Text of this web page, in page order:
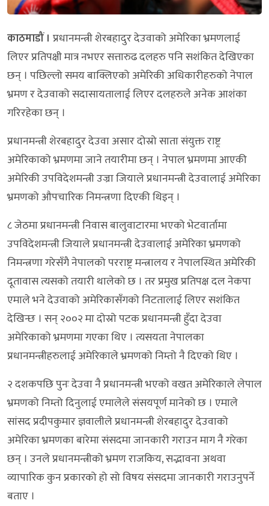
काठमाडौं । प्रधानमन्त्री शेरबहादुर देउवाको अमेरिका भ्रमणलाई
लिएर प्रतिपक्षी मात्र नभएर सत्तारुढ दलहरु पनि सशंकित देखिएका
छन् । पछिल्लो समय बाक्लिएको अमेरिकी अधिकारीहरुको नेपाल
भ्रमण र देउवाको सदासायतालाई लिएर दलहरुले अनेक आशंका
गरिरहेका छन् ।
प्रधानमन्त्री शेरबहादुर देउवा असार दोस्रो साता संयुक्त राष्ट्र
अमेरिकाको भ्रमणमा जाने तयारीमा छन् । नेपाल भ्रमणमा आएकी
अमेरिकी उपविदेशमन्त्री उज्रा जियाले प्रधानमन्त्री देउवालाई अमेरिका
भ्रमणको औपचारिक निमन्त्रणा दिएकी थिइन् ।
८ जेठमा प्रधानमन्त्री निवास बालुवाटारमा भएको भेटवार्तामा
उपविदेशमन्त्री जियाले प्रधानमन्त्री देउवालाई अमेरिका भ्रमणको
निमन्त्रणा गरेसँगै नेपालको परराष्ट्र मन्त्रालय र नेपालस्थित अमेरिकी
दूतावास त्यसको तयारी थालेको छ । तर प्रमुख प्रतिपक्ष दल नेकपा
एमाले भने देउवाको अमेरिकासँगको निटतालाई लिएर सशंकित
देखिन्छ । सन् २००२ मा दोस्रो पटक प्रधानमन्त्री हुँदा देउवा
अमेरिकाको भ्रमणमा गएका थिए । त्यसयता नेपालका
प्रधानमन्त्रीहरुलाई अमेरिकाले भ्रमणको निम्तो नै दिएको थिए ।
२ दशकपछि पुनः देउवा नै प्रधानमन्त्री भएको वखत अमेरिकाले लेपाल
भ्रमणको निम्तो दिनुलाई एमालेले संसयपूर्ण मानेको छ । एमाले
सांसद प्रदीपकुमार ज्ञवालीले प्रधानमन्त्री शेरबहादुर देउवाको
अमेरिका भ्रमणका बारेमा संसदमा जानकारी गराउन माग नै गरेका
छन् । उनले प्रधानमन्त्रीको भ्रमण राजकिय, सद्भावना अथवा
व्यापारिक कुन प्रकारको हो सो विषय संसदमा जानकारी गराउनुपर्ने
बताए ।